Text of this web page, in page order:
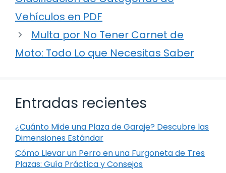
Vehículos en PDF
Multa por No Tener Carnet de
Moto: Todo Lo que Necesitas Saber
Entradas recientes
¿Cuánto Mide una Plaza de Garaje? Descubre las
Dimensiones Estándar
Cómo Llevar un Perro en una Furgoneta de Tres
Plazas: Guía Práctica y Consejos